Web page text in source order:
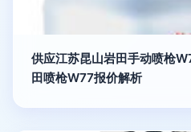
供应江苏昆山岩田手动喷枪
田喷枪W77报价解析